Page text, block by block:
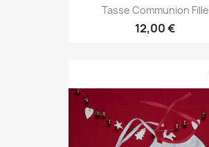
Tasse Communion Fille
12,00 €